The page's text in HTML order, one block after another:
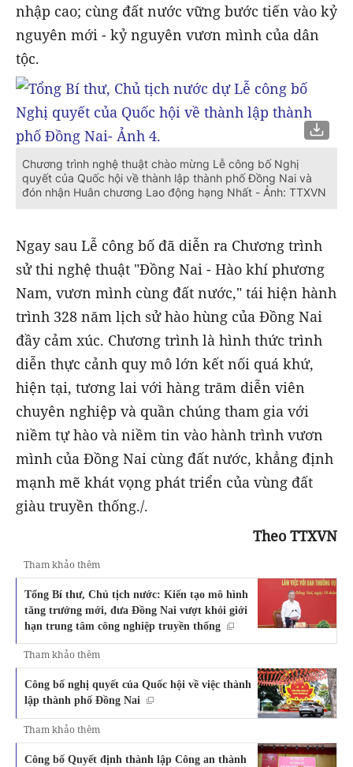
nhập cao; cùng đất nước vững bước tiến vào kỷ
nguyên mới - kỷ nguyên vươn mình của dân
tộc.
Chương trình nghệ thuật chào mừng Lễ công bố Nghị
quyết của Quốc hội về thành lập thành phố Đồng Nai và
đón nhận Huân chương Lao động hạng Nhất - Ảnh: TTXVN
Ngay sau Lễ công bố đã diễn ra Chương trình
sử thi nghệ thuật "Đồng Nai - Hào khí phương
Nam, vươn mình cùng đất nước," tái hiện hành
trình 328 năm lịch sử hào hùng của Đồng Nai
đầy cảm xúc. Chương trình là hình thức trình
diễn thực cảnh quy mô lớn kết nối quá khứ,
hiện tại, tương lai với hàng trăm diễn viên
chuyên nghiệp và quần chúng tham gia với
niềm tự hào và niềm tin vào hành trình vươn
mình của Đồng Nai cùng đất nước, khẳng định
mạnh mẽ khát vọng phát triển của vùng đất
giàu truyền thống./.
Theo TTXVN
Tham khảo thêm
Tổng Bí thư, Chủ tịch nước: Kiến tạo mô hình
tăng trưởng mới, đưa Đồng Nai vượt khỏi giới
hạn trung tâm công nghiệp truyền thống
Tham khảo thêm
Công bố nghị quyết của Quốc hội về việc thành
lập thành phố Đồng Nai
Tham khảo thêm
Công bố Quyết định thành lập Công an thành